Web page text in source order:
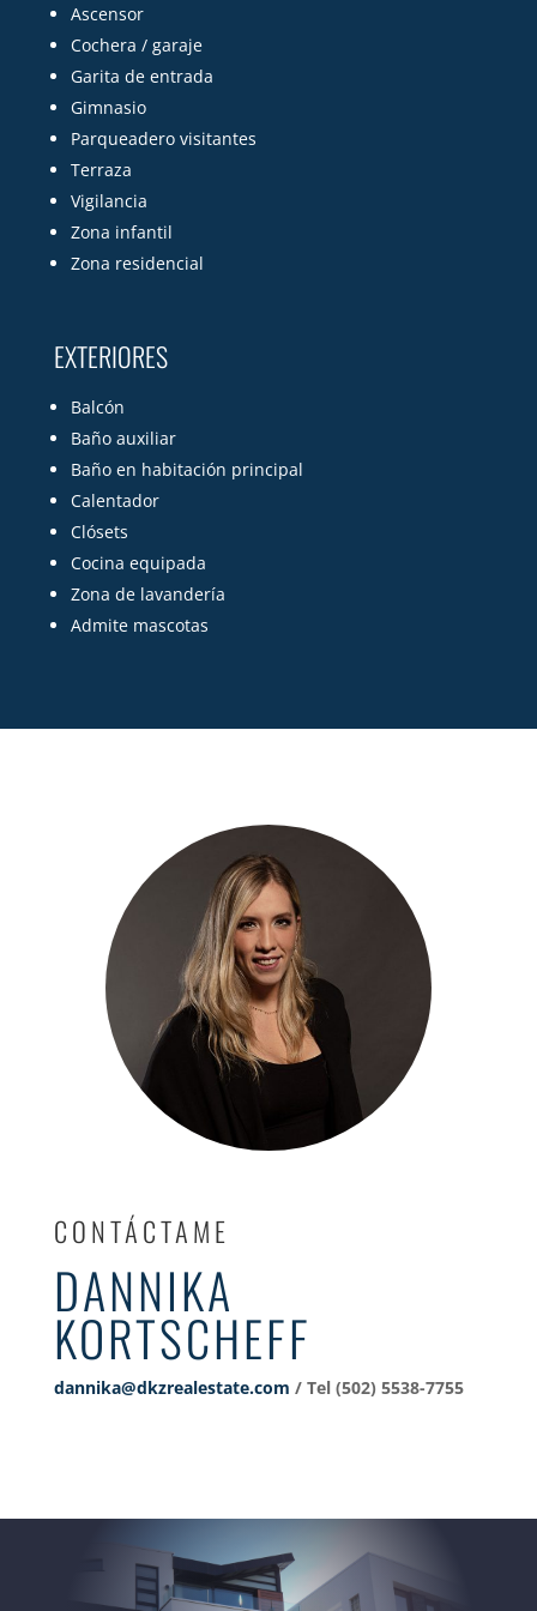
Ascensor
Cochera / garaje
Garita de entrada
Gimnasio
Parqueadero visitantes
Terraza
Vigilancia
Zona infantil
Zona residencial
EXTERIORES
Balcón
Baño auxiliar
Baño en habitación principal
Calentador
Clósets
Cocina equipada
Zona de lavandería
Admite mascotas
CONTÁCTAME
DANNIKA
KORTSCHEFF
dannika@dkzrealestate.com / Tel (502) 5538-7755‬